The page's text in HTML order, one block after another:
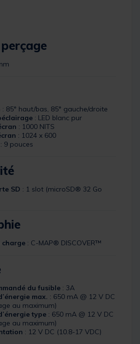
: 85° haut/bas, 85° gauche/droite
: LED blanc pur
: 1000 NITS
: 1024 x 600
: 9 pouces
SD : 1 slot (microSD® 32 Go
charge : C-MAP® DISCOVER™
du fusible : 3A
max. : 650 mA @ 12 V DC
au maximum)
type : 650 mA @ 12 V DC
au maximum)
: 12 V DC (10.8-17 VDC)